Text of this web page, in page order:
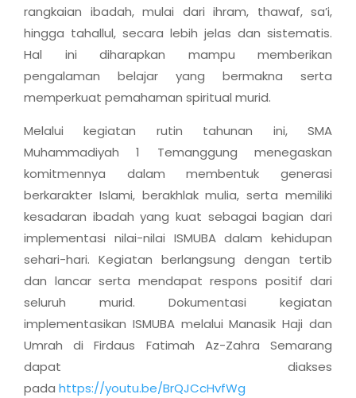
rangkaian ibadah, mulai dari ihram, thawaf, sa’i,
hingga tahallul, secara lebih jelas dan sistematis.
Hal ini diharapkan mampu memberikan
pengalaman belajar yang bermakna serta
memperkuat pemahaman spiritual murid.
Melalui kegiatan rutin tahunan ini, SMA
Muhammadiyah 1 Temanggung menegaskan
komitmennya dalam membentuk generasi
berkarakter Islami, berakhlak mulia, serta memiliki
kesadaran ibadah yang kuat sebagai bagian dari
implementasi nilai-nilai ISMUBA dalam kehidupan
sehari-hari. Kegiatan berlangsung dengan tertib
dan lancar serta mendapat respons positif dari
seluruh murid. Dokumentasi kegiatan
implementasikan ISMUBA melalui Manasik Haji dan
Umrah di Firdaus Fatimah Az-Zahra Semarang
dapat diakses
pada https://youtu.be/BrQJCcHvfWg